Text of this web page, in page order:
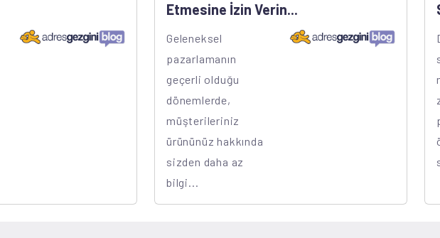
Etmesine İzin Verin...
Geleneksel
pazarlamanın
geçerli olduğu
dönemlerde,
müşterileriniz
ürününüz hakkında
sizden daha az
bilgi...